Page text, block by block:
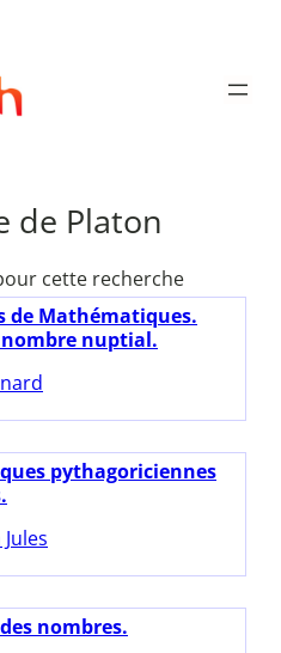
de Platon
cette recherche
de Mathématiques.
nuptial.
pythagoriciennes
nombres.